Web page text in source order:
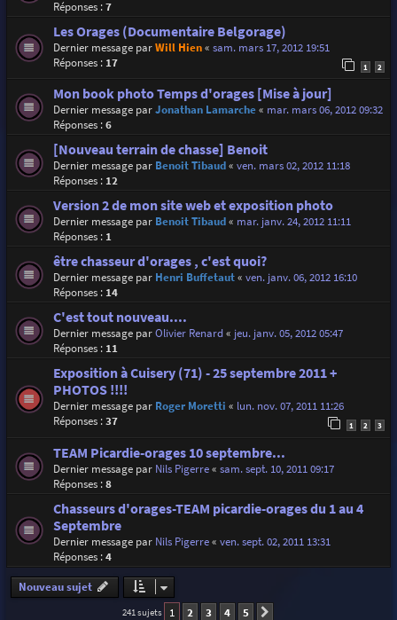
Réponses :7
Les Orages (Documentaire Belgorage)
Dernier message parWill Hien« sam. mars 17, 2012 19:51
Réponses : 17 1 2
Mon book photo Temps d'orages [Mise à jour]
Dernier message parJonathan Lamarche« mar. mars 06, 2012 09:32
Réponses :6
[Nouveau terrain de chasse] Benoit
Dernier message par Benoit Tibaud« ven. mars 02, 2012 11:18
Réponses : 12
Version 2 de mon site web et exposition photo
Dernier message par Benoit Tibaud« mar. janv. 24, 2012 11:11
Réponses : 1
être chasseur d'orages , c'est quoi?
Dernier message par Henri Buffetaut« ven. janv. 06, 2012 16:10
Réponses : 14
C'est tout nouveau....
Dernier message parOlivier Renard« jeu. janv. 05, 2012 05:47
Réponses : 11
Exposition à Cuisery (71) - 25 septembre 2011 +
PHOTOS !!!!
Dernier message par Roger Moretti « lun. nov. 07, 2011 11:26
Réponses :37 1 2 3
TEAM Picardie-orages 10 septembre...
Dernier message par Nils Pigerre« sam. sept. 10, 2011 09:17
Réponses :8
Chasseurs d'orages-TEAM picardie-orages du 1 au 4
Septembre
Dernier message par Nils Pigerre« ven. sept. 02, 2011 13:31
Réponses :4
Nouveau sujet
241 sujets 1 2 3 4 5